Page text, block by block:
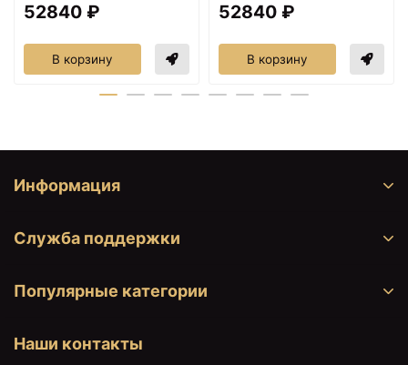
52840 ₽
В корзину
52840 ₽
В корзину
Информация
Служба поддержки
Популярные категории
Наши контакты